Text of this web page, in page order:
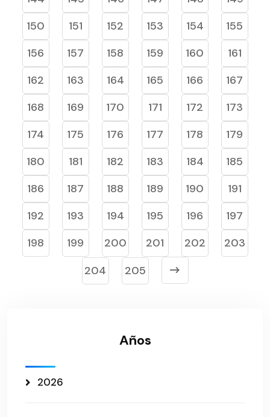
150
151 152 153 154
155
156
157 158 159 160
161
162
163 164 165 166
167
168
169 170 171 172
173
174
175 176 177 178
179
180
181 182 183 184
185
186
187 188 189 190
191
192
193 194 195 196
197
198
199 200 201 202
203
204
205
Años
2026